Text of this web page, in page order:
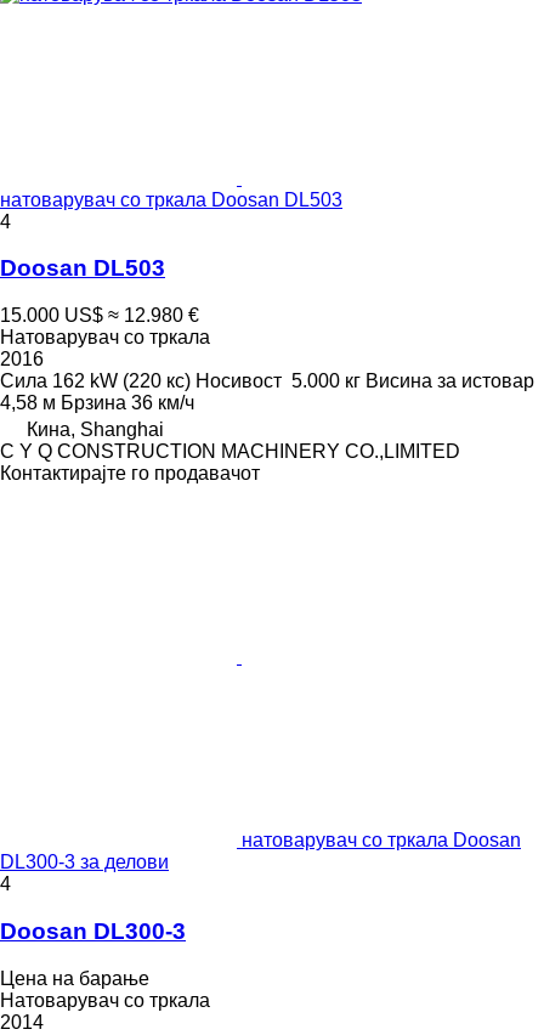
натоварувач со тркала Doosan DL503
4
Doosan DL503
15.000 US$ ≈ 12.980 €
Натоварувач со тркала
2016
Сила 162 kW (220 кс) Носивост 5.000 кг Висина за истовар
4,58 м Брзина 36 км/ч
Кина, Shanghai
C Y Q CONSTRUCTION MACHINERY CO.,LIMITED
Контактирајте го продавачот
натоварувач со тркала Doosan
DL300-3 за делови
4
Doosan DL300-3
Цена на барање
Натоварувач со тркала
2014